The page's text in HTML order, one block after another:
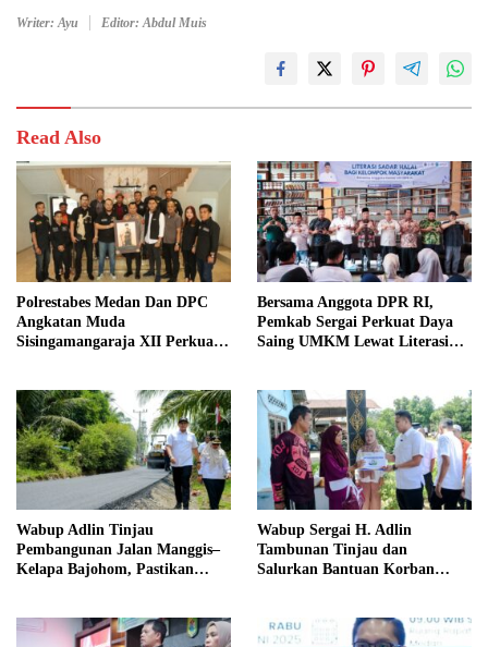
Writer: Ayu Editor: Abdul Muis
Read Also
Polrestabes Medan Dan DPC
Angkatan Muda
Sisingamangaraja XII Perkuat
Bersama Anggota DPR RI,
Pemkab Sergai Perkuat Daya
Saing UMKM Lewat Literasi
Wabup Adlin Tinjau
Pembangunan Jalan Manggis–
Kelapa Bajohom, Pastikan
Wabup Sergai H. Adlin
Tambunan Tinjau dan
Salurkan Bantuan Korban